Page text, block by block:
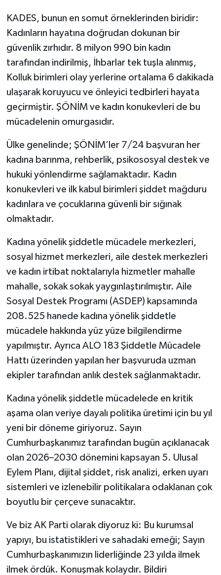
KADES, bunun en somut örneklerinden biridir:
Kadınların hayatına doğrudan dokunan bir
güvenlik zırhıdır. 8 milyon 990 bin kadın
tarafından indirilmiş, İhbarlar tek tuşla alınmış,
Kolluk birimleri olay yerlerine ortalama 6 dakikada
ulaşarak koruyucu ve önleyici tedbirleri hayata
geçirmiştir. ŞÖNİM ve kadın konukevleri de bu
mücadelenin omurgasıdır.
Ülke genelinde; ŞÖNİM’ler 7/24 başvuran her
kadına barınma, rehberlik, psikososyal destek ve
hukuki yönlendirme sağlamaktadır. Kadın
konukevleri ve ilk kabul birimleri şiddet mağduru
kadınlara ve çocuklarına güvenli bir sığınak
olmaktadır.
Kadına yönelik şiddetle mücadele merkezleri,
sosyal hizmet merkezleri, aile destek merkezleri
ve kadın irtibat noktalarıyla hizmetler mahalle
mahalle, sokak sokak yaygınlaştırılmıştır. Aile
Sosyal Destek Programı (ASDEP) kapsamında
208.525 hanede kadına yönelik şiddetle
mücadele hakkında yüz yüze bilgilendirme
yapılmıştır. Ayrıca ALO 183 Şiddetle Mücadele
Hattı üzerinden yapılan her başvuruda uzman
ekipler tarafından anlık destek sağlanmaktadır.
Kadına yönelik şiddetle mücadelede en kritik
aşama olan veriye dayalı politika üretimi için bu yıl
yeni bir döneme giriyoruz. Sayın
Cumhurbaşkanımız tarafından bugün açıklanacak
olan 2026–2030 dönemini kapsayan 5. Ulusal
Eylem Planı, dijital şiddet, risk analizi, erken uyarı
sistemleri ve izlenebilir politikalara odaklanan çok
boyutlu bir çerçeve sunacaktır.
Ve biz AK Parti olarak diyoruz ki: Bu kurumsal
yapıyı, bu istatistikleri ve sahadaki emeği; Sayın
Cumhurbaşkanımızın liderliğinde 23 yılda ilmek
ilmek ördük. Konuşmak kolaydır. Bildiri